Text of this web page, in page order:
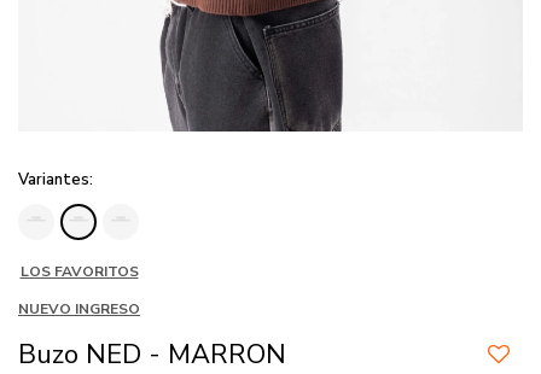
LOS FAVORITOS
NUEVO INGRESO
Buzo NED - MARRON
Variantes: